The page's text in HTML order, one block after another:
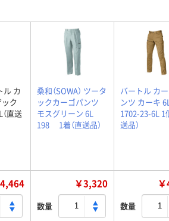
ル カ
ク
直送
桑和（SOWA） ツータ
ックカーゴパンツ
モスグリーン 6L
198 1着（直送品）
バートル カ
ンツ カーキ
1702-23-6L 1
送品）
￥3,320
数量 数量